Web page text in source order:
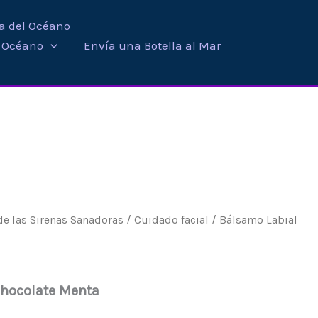
del Océano
Envía una Botella al Mar
las Sirenas Sanadoras /Cuidado facial / Bálsamo Labial
Menta